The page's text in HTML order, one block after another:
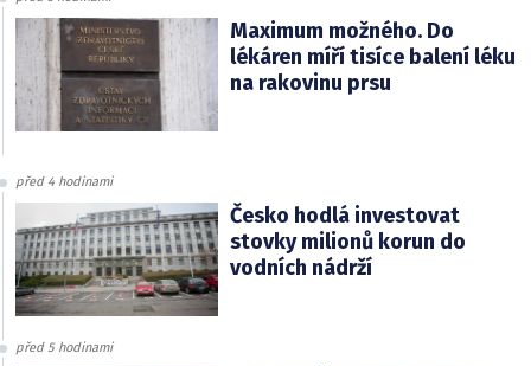
Maximum možného. Do
lékáren míří tisíce balení léku
na rakovinu prsu
před 4 hodinami
Česko hodlá investovat
stovky milionů korun do
vodních nádrží
před 5 hodinami